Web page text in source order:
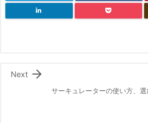
サーキュレーターの使い方、

Next